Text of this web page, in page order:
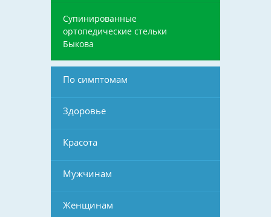
Супинированные
ортопедические стельки
Быкова
По симптомам
Здоровье
Красота
Мужчинам
Женщинам